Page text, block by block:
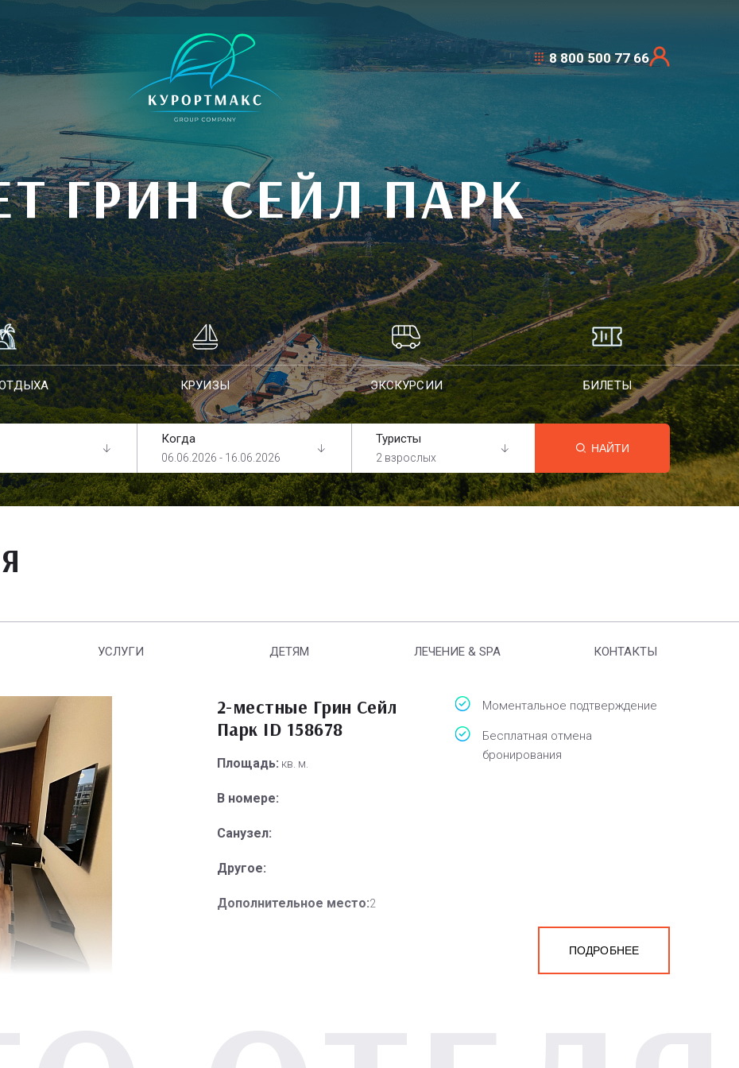
8 800 500 77 66
ГРИН СЕЙЛ ПАРК
КРУИЗЫ ЭКСКУРСИИ БИЛЕТЫ
Когда
06.06.2026 - 16.06.2026
Туристы
2 взрослых
НАЙТИ
УСЛУГИ ДЕТЯМ ЛЕЧЕНИЕ & SPA КОНТАКТЫ
2-местные Грин Сейл
Парк ID 158678
Площадь: кв. м.
В номере:
Санузел:
Другое:
Дополнительное место:2
Моментальное подтверждение
Бесплатная отмена
бронирования
ПОДРОБНЕЕ